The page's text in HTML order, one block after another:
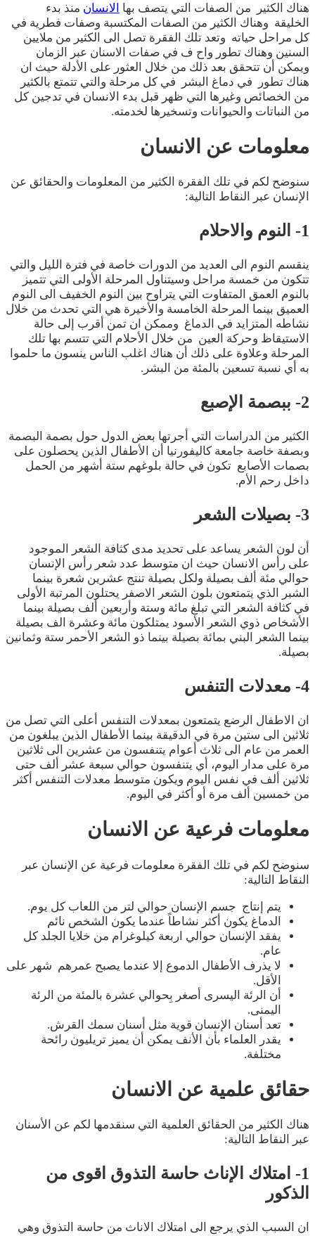
هناك الكثير من الصفات التي يتصف بها الانسان منذ بدء
الخليقة وهناك الكثير من الصفات المكتسبة وصفات فطرية في
كل مراحل حياته وتعد تلك الفقرة تصل الى الكثير من ملايين
السنين وهناك تطور واح ف في صفات الاسنان عبر الزمان
ويمكن أن تتحقق بعد ذلك من خلال العثور على الأدلة حيث ان
هناك تطور في دماغ البشر في كل مرحلة والتي تتمتع بالكثير
من الخصائص وغيرها التي ظهر قبل بدء الانسان في تدجين كل
من النباتات والحيوانات وتسخيرها لخدمته.
معلومات عن الانسان
سنوضح لكم في تلك الفقرة الكثير من المعلومات والحقائق عن
الإنسان عبر النقاط التالية:
1- النوم والاحلام
ينقسم النوم الى العديد من الدورات خاصة في فترة الليل والتي
تتكون من خمسة مراحل وسيتناول المرحلة الأولى التي تتميز
بالنوم العمق المتفاوت التي يتراوح بين النوم الخفيف الى النوم
العميق بينما المرحلة الخامسة والأخيرة هي التي تحدث من خلال
نشاطه المتزايد في الدماغ وممكن ان تمن أقرب إلى حالة
الاستيقاظ وحركة العين من خلال الأحلام التي تتسم بها تلك
المرحلة وعلاوة على ذلك أن هناك اغلب الناس ينسون ما حلموا
به أي نسبة تسعين بالمئة من البشر.
2- ببصمة الإصبع
الكثير من الدراسات التي أجرتها بعض الدول حول بصمة البصمة
وبصفة خاصة جامعة كاليفورنيا أن الأطفال الذين يحصلون على
بصمات الأصابع تكون في حالة بلوغهم ستة أشهر من الحمل
داخل رحم الأم.
3- بصيلات الشعر
أن لون الشعر يساعد على تحديد مدى كثافة الشعر الموجود
على رأس الانسان حيث ان متوسط عدد شعر رأس الإنسان
حوالي مئة ألف بصيلة ولكل بصيلة تنتج عشرين شعرة بينما
الشبر الذي يتمتعون بلون الشعر الاصفر يحتلون المرتبة الأولى
في كثافة الشعر التي تبلغ مائة وستة وأربعين ألف بصيلة بينما
الأشخاص ذوي الشعر الأسود يمتلكون مائة وعشرة الف بصيلة
بينما الشعر البني بمائة بصيلة بينما ذو الشعر الأحمر ستة وثمانين
بصيلة.
4- معدلات التنفس
ان الاطفال الرضع يتمتعون بمعدلات التنفس أعلى التي تصل من
ثلاثين الى ستين مرة في الدقيقة بينما الأطفال الذين يبلغون من
العمر من عام الى ثلاث أعوام يتنفسون من عشرين الى ثلاثين
مرة على مدار اليوم، أي يتنفسون حوالي سبعة عشر ألف حتى
ثلاثين ألف في نفس اليوم ويكون متوسط معدلات التنفس أكثر
من خمسين ألف مرة أو أكثر في اليوم.
معلومات فرعية عن الانسان
سنوضح لكم في تلك الفقرة معلومات فرعية عن الإنسان عبر
النقاط التالية:
يتم إنتاج جسم الإنسان حوالي لتر من اللعاب كل يوم.
الدماغ يكون أكثر نشاطاً عندما يكون الشخص نائم
يفقد الإنسان حوالي اربعة كيلوغرام من خلايا الجلد كل
عام.
لا يذرف الأطفال الدموع إلا عندما يصبح عمرهم شهر على
الأقل.
أن الرئة اليسرى أصغر بِحوالي عشرة بالمئة من الرئة
اليمنى.
تعد أسنان الإنسان قوية مثل أسنان سمك القرش.
يقدر العلماء بأن الأنف يمكن أن يميز تريليون رائحة
مختلفة.
حقائق علمية عن الانسان
هناك الكثير من الحقائق العلمية التي سنقدمها لكم عن الأسنان
عبر النقاط التالية:
1- امتلاك الإناث حاسة التذوق اقوى من
الذكور
ان السبب الذي يرجع الى امتلاك الاناث من حاسة التذوق وهي